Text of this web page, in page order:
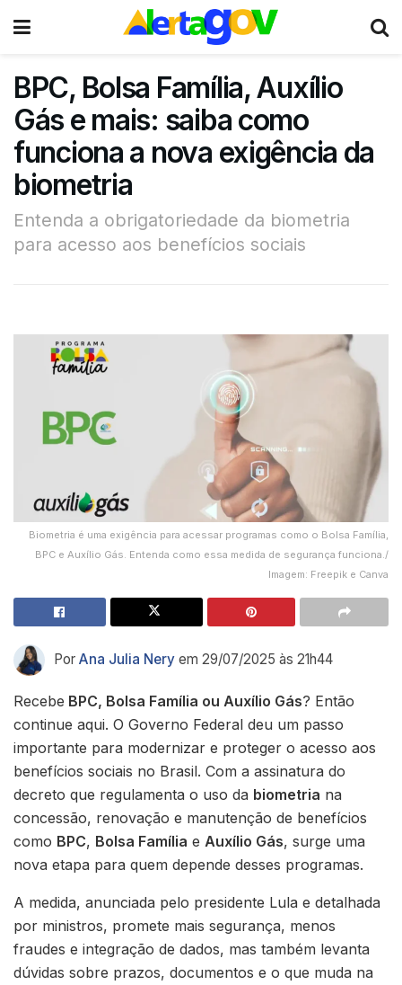
BPC, Bolsa Família, Auxílio
Gás e mais: saiba como
funciona a nova exigência da
biometria
Entenda a obrigatoriedade da biometria
para acesso aos benefícios sociais
Biometria é uma exigência para acessar programas como o Bolsa Família,
BPC e Auxílio Gás. Entenda como essa medida de segurança funciona./
Imagem: Freepik e Canva
Por Ana Julia Nery em 29/07/2025 às 21h44
Recebe BPC, Bolsa Família ou Auxílio Gás? Então
continue aqui. O Governo Federal deu um passo
importante para modernizar e proteger o acesso aos
benefícios sociais no Brasil. Com a assinatura do
decreto que regulamenta o uso da biometria na
concessão, renovação e manutenção de benefícios
como BPC, Bolsa Família e Auxílio Gás, surge uma
nova etapa para quem depende desses programas.
A medida, anunciada pelo presidente Lula e detalhada
por ministros, promete mais segurança, menos
fraudes e integração de dados, mas também levanta
dúvidas sobre prazos, documentos e o que muda na